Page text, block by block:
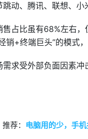
动、腾讯、联想、
占比虽有68%左右
销+终端巨头”的模式
求受外部负面因素
推荐： 电脑用的少，手